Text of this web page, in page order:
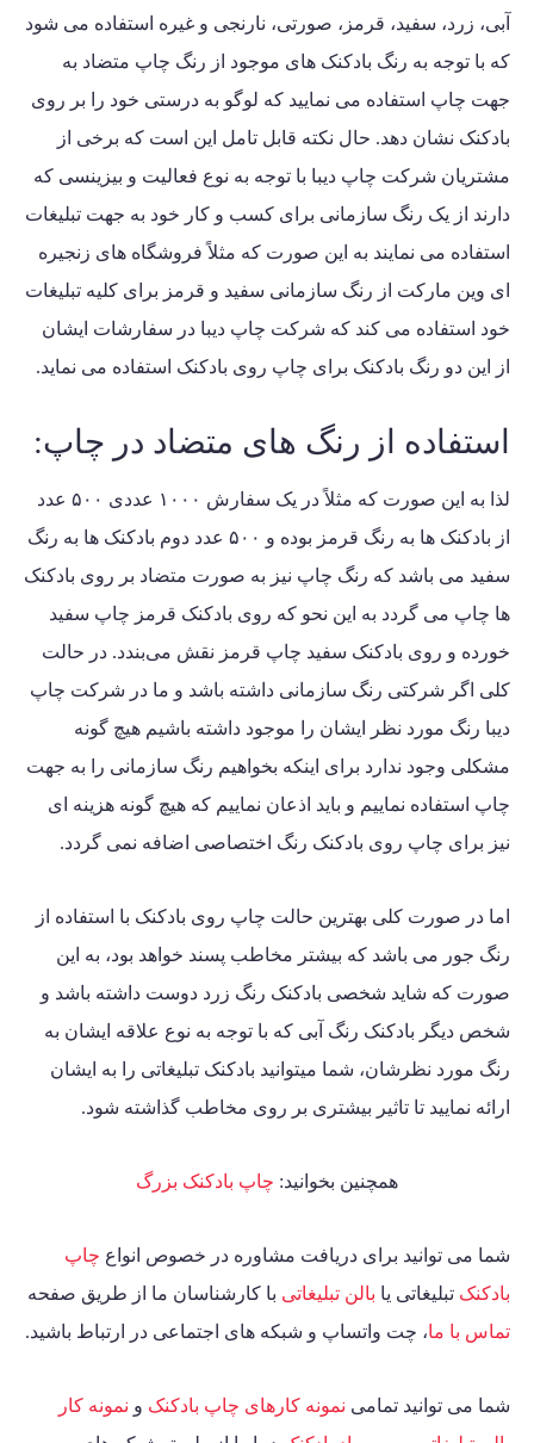
آبی، زرد، سفید، قرمز، صورتی، نارنجی و غیره استفاده می شود
که با توجه به رنگ بادکنک های موجود از رنگ چاپ متضاد به
جهت چاپ استفاده می نمایید که لوگو به درستی خود را بر روی
بادکنک نشان دهد. حال نکته قابل تامل این است که برخی از
مشتریان شرکت چاپ دیبا با توجه به نوع فعالیت و بیزینسی که
دارند از یک رنگ سازمانی برای کسب و کار خود به جهت تبلیغات
استفاده می نمایند به این صورت که مثلاً فروشگاه های زنجیره
ای وین مارکت از رنگ سازمانی سفید و قرمز برای کلیه تبلیغات
خود استفاده می کند که شرکت چاپ دیبا در سفارشات ایشان
از این دو رنگ بادکنک برای چاپ روی بادکنک استفاده می نماید.
استفاده از رنگ های متضاد در چاپ:
لذا به این صورت که مثلاً در یک سفارش ۱۰۰۰ عددی ۵۰۰ عدد
از بادکنک ها به رنگ قرمز بوده و ۵۰۰ عدد دوم بادکنک ها به رنگ
سفید می باشد که رنگ چاپ نیز به صورت متضاد بر روی بادکنک
ها چاپ می گردد به این نحو که روی بادکنک قرمز چاپ سفید
خورده و روی بادکنک سفید چاپ قرمز نقش می‌بندد. در حالت
کلی اگر شرکتی رنگ سازمانی داشته باشد و ما در شرکت چاپ
دیبا رنگ مورد نظر ایشان را موجود داشته باشیم هیچ گونه
مشکلی وجود ندارد برای اینکه بخواهیم رنگ سازمانی را به جهت
چاپ استفاده نماییم و باید اذعان نماییم که هیچ گونه هزینه ای
نیز برای چاپ روی بادکنک رنگ اختصاصی اضافه نمی گردد.
اما در صورت کلی بهترین حالت چاپ روی بادکنک با استفاده از
رنگ جور می باشد که بیشتر مخاطب پسند خواهد بود، به این
صورت که شاید شخصی بادکنک رنگ زرد دوست داشته باشد و
شخص دیگر بادکنک رنگ آبی که با توجه به نوع علاقه ایشان به
رنگ مورد نظرشان، شما میتوانید بادکنک تبلیغاتی را به ایشان
ارائه نمایید تا تاثیر بیشتری بر روی مخاطب گذاشته شود.
همچنین بخوانید: چاپ بادکنک بزرگ
شما می توانید برای دریافت مشاوره در خصوص انواع چاپ
بادکنک تبلیغاتی یا بالن تبلیغاتی با کارشناسان ما از طریق صفحه
تماس با ما، چت واتساپ و شبکه های اجتماعی در ارتباط باشید.
شما می توانید تمامی نمونه کارهای چاپ بادکنک و نمونه کار